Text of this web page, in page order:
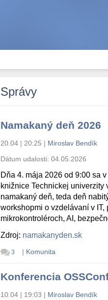
Správy
Namakaný deň 2026
20.04 | 20:25 | Miroslav Bendík
Dátum udalosti:04.05.2026
Dňa 4. mája 2026 od 9:00 sa
knižnice Technickej
namakaný deň, teda deň
workshopmi o vzdelávaní v IT,
mikrokontroléroch, AI,
Zdroj: namakanyden.sk
3 | Komunita
Konferencia
10.04 | 19:03 | Miroslav Bendík